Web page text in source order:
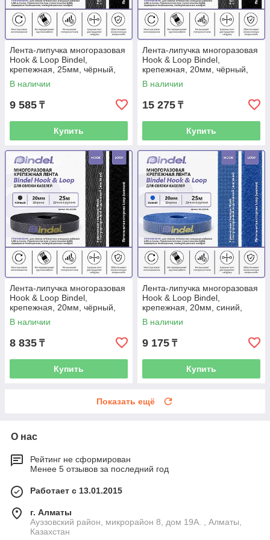
Лента-липучка многоразовая
Hook & Loop Bindel,
крепежная, 25мм, чёрный,
рулон 25м
В наличии
9 585 ₸
Купить
Лента-липучка многоразовая
Hook & Loop Bindel,
крепежная, 20мм, чёрный,
рулон 50м
В наличии
15 275 ₸
Купить
Лента-липучка многоразовая
Hook & Loop Bindel,
крепежная, 20мм, чёрный,
рулон 25м
В наличии
8 835 ₸
Купить
Лента-липучка многоразовая
Hook & Loop Bindel,
крепежная, 20мм, синий,
рулон 25м
В наличии
9 175 ₸
Купить
Показать ещё
О нас
Рейтинг не сформирован
Менее 5 отзывов за последний год
Работает с 13.01.2015
г. Алматы
Ауэзовский район, микрорайон 8, дом 19А. , Алматы,
Казахстан